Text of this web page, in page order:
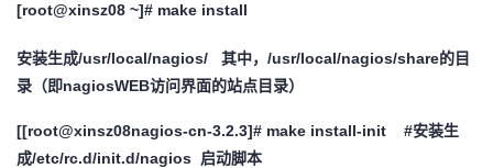
[root@xinsz08 ~]# make install
安装生成/usr/local/nagios/ 其中，/usr/local/nagios/share的目
录（即nagiosWEB访问界面的站点目录）
[[root@xinsz08nagios-cn-3.2.3]# make install-init #安装生
成/etc/rc.d/init.d/nagios 启动脚本